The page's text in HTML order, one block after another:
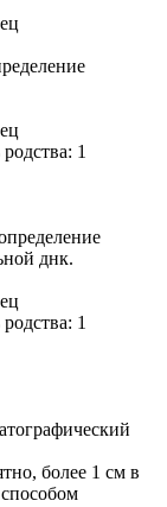
1
днк.
1
более 1 см в